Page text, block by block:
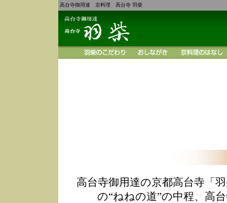
高台寺御用達 京料理 高台寺 羽柴
高台寺御用達の京都高台寺「
の“ねねの道”の中程、高